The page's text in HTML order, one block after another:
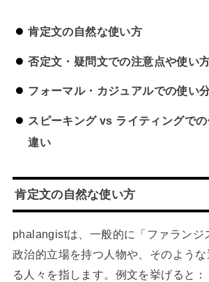
肯定文の自然な使い方
否定文・疑問文での注意点や使い
フォーマル・カジュアルでの使い
スピーキング vs ライティングで
違い
肯定文の自然な使い方
phalangistは、一般的に「ファランジ
政治的立場を持つ人物や、そのよう
る人々を指します。例文を挙げると：